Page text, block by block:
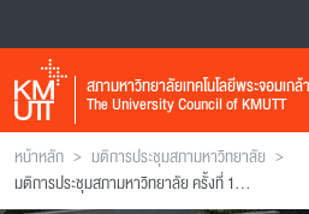
สภามหาวิทยาลัยเทคโนโลยีพระจอมเก
The University Council of KMUTT
หน้าหลัก > มติการประชุมสภามหาวิทยาลัย >
มติการประชุมสภามหาวิทยาลัย ครั้งที่ 14(11/2542)